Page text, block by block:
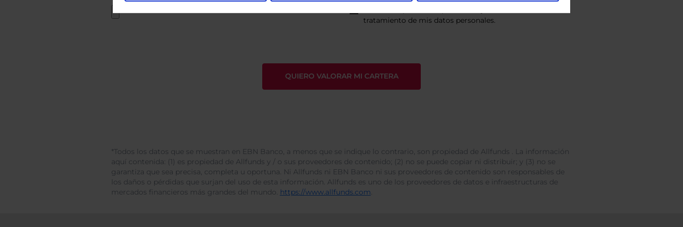
tratamiento de mis datos personales.
*Todos los datos que se muestran en EBN Banco, a menos que se indique lo contrario, son propiedad de Allfunds . La información
aquí contenida: (1) es propiedad de Allfunds y / o sus proveedores de contenido; (2) no se puede copiar ni distribuir; y (3) no se
garantiza que sea precisa, completa u oportuna. Ni Allfunds ni EBN Banco ni sus proveedores de contenido son responsables de
los daños o pérdidas que surjan del uso de esta información. Allfunds es uno de los proveedores de datos e infraestructuras de
mercados financieros más grandes del mundo. https://www.allfunds.com.